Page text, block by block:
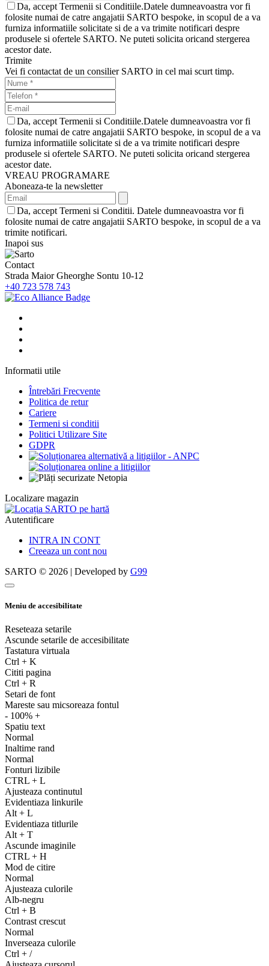
Da, accept Termenii si Conditiile.Datele dumneavoastra vor fi
folosite numai de catre angajatii SARTO bespoke, in scopul de a va
furniza informatiile solicitate si de a va trimite notificari despre
produsele si ofertele SARTO. Ne puteti solicita oricand stergerea
acestor date.
Trimite
Vei fi contactat de un consilier SARTO in cel mai scurt timp.
Da, accept Termenii si Conditiile.Datele dumneavoastra vor fi
folosite numai de catre angajatii SARTO bespoke, in scopul de a va
furniza informatiile solicitate si de a va trimite notificari despre
produsele si ofertele SARTO. Ne puteti solicita oricand stergerea
acestor date.
VREAU PROGRAMARE
Aboneaza-te la newsletter
Da, accept Termeni si Conditii. Datele dumneavoastra vor fi
folosite numai de catre angajatii SARTO bespoke, in scopul de a va
trimite notificari.
Inapoi sus
Contact
Strada Maior Gheorghe Sontu 10-12
+40 723 578 743
Informatii utile
Întrebări Frecvente
Politica de retur
Cariere
Termeni si conditii
Politici Utilizare Site
GDPR
Localizare magazin
Autentificare
INTRA IN CONT
Creeaza un cont nou
SARTO © 2026 | Developed by G99
Meniu de accesibilitate
Reseteaza setarile
Ascunde setarile de accesibilitate
Tastatura virtuala
Ctrl + K
Cititi pagina
Ctrl + R
Setari de font
Mareste sau micsoreaza fontul
- 100% +
Spatiu text
Normal
Inaltime rand
Normal
Fonturi lizibile
CTRL + L
Ajusteaza continutul
Evidentiaza linkurile
Alt + L
Evidentiaza titlurile
Alt + T
Ascunde imaginile
CTRL + H
Mod de citire
Normal
Ajusteaza culorile
Alb-negru
Ctrl + B
Contrast crescut
Normal
Inverseaza culorile
Ctrl + /